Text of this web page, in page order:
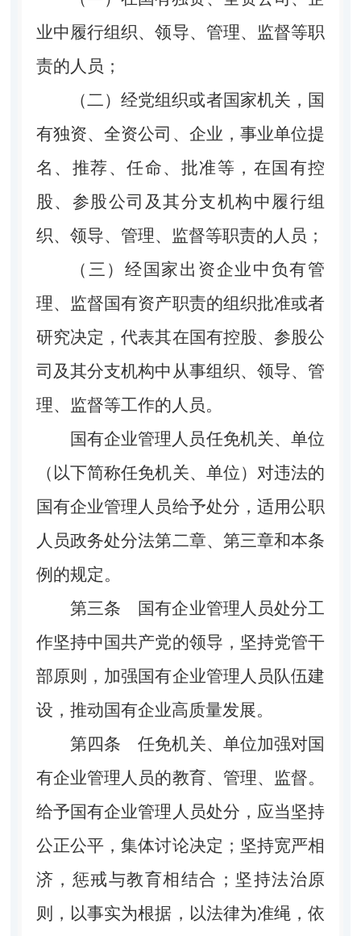
业中履行组织、领导、管理、监督等职
责的人员；
（二）经党组织或者国家机关，国
有独资、全资公司、企业，事业单位提
名、推荐、任命、批准等，在国有控
股、参股公司及其分支机构中履行组
织、领导、管理、监督等职责的人员；
（三）经国家出资企业中负有管
理、监督国有资产职责的组织批准或者
研究决定，代表其在国有控股、参股公
司及其分支机构中从事组织、领导、管
理、监督等工作的人员。
国有企业管理人员任免机关、单位
（以下简称任免机关、单位）对违法的
国有企业管理人员给予处分，适用公职
人员政务处分法第二章、第三章和本条
例的规定。
第三条 国有企业管理人员处分工
作坚持中国共产党的领导，坚持党管干
部原则，加强国有企业管理人员队伍建
设，推动国有企业高质量发展。
第四条 任免机关、单位加强对国
有企业管理人员的教育、管理、监督。
给予国有企业管理人员处分，应当坚持
公正公平，集体讨论决定；坚持宽严相
济，惩戒与教育相结合；坚持法治原
则，以事实为根据，以法律为准绳，依